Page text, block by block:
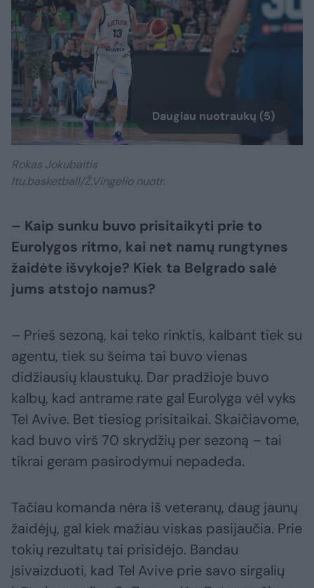
Daugiau nuotraukų (5)
Rokas Jokubaitis
ltu.basketball/Ž.Vingelio nuotr.
– Kaip sunku buvo prisitaikyti prie to
Eurolygos ritmo, kai net namų rungtynes
žaidėte išvykoje? Kiek ta Belgrado salė
jums atstojo namus?
– Prieš sezoną, kai teko rinktis, kalbant tiek su
agentu, tiek su šeima tai buvo vienas
didžiausių klaustukų. Dar pradžioje buvo
kalbų, kad antrame rate gal Eurolyga vėl vyks
Tel Avive. Bet tiesiog prisitaikai. Skaičiavome,
kad buvo virš 70 skrydžių per sezoną – tai
tikrai geram pasirodymui nepadeda.
Tačiau komanda nėra iš veteranų, daug jaunų
žaidėjų, gal kiek mažiau viskas pasijaučia. Prie
tokių rezultatų tai prisidėjo. Bandau
įsivaizduoti, kad Tel Avive prie savo sirgalių